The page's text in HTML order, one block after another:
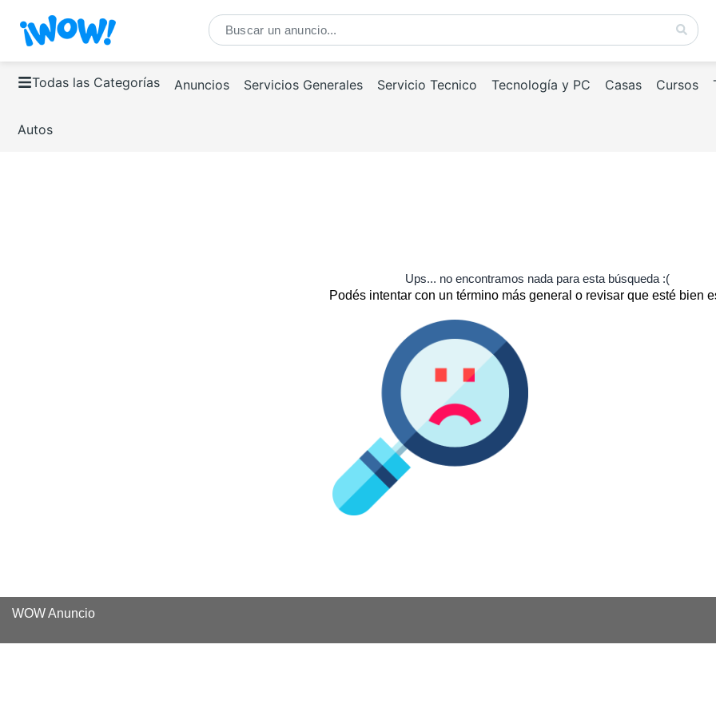
Todas las Categorías Anuncios Servicios Generales Servicio Tecnico Tecnología y PC Casas Cursos
Autos
Ups... no encontramos nada para esta búsqueda :(
Podés intentar con un término más general o revisar que esté bien
WOW Anuncio